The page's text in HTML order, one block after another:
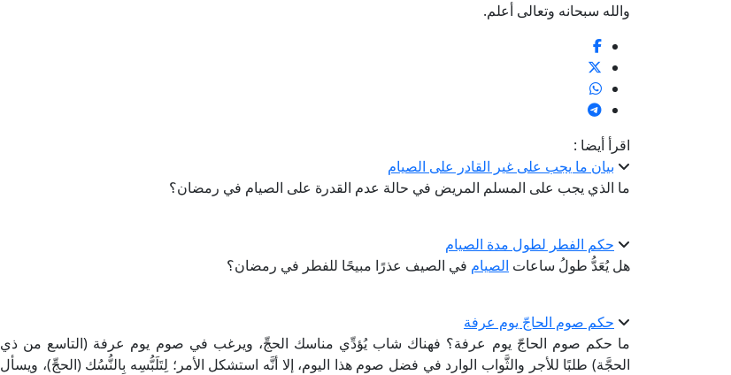
والله سبحانه وتعالى أعلم.
اقرأ أيضا :
بيان ما يجب على غير القادر على الصيام
ما الذي يجب على المسلم المريض في حالة عدم القدرة على الصيام في رمضان؟
حكم الفطر لطول مدة الصيام
هل يُعَدُّ طولُ ساعات الصيام في الصيف عذرًا مبيحًا للفطر في رمضان؟
حكم صوم الحاجّ يوم عرفة
ما حكم صوم الحاجّ يوم عرفة؟ فهناك شاب يُؤدِّي مناسك الحجِّ، ويرغب في صوم يوم عرفة (التاسع من ذي
الحجَّة) طلبًا للأجر والثَّواب الوارد في فضل صوم هذا اليوم، إلا أنَّه استشكل الأمر؛ لِتَلَبُّسِه بِالنُّسُك (الحجِّ)، ويسأل